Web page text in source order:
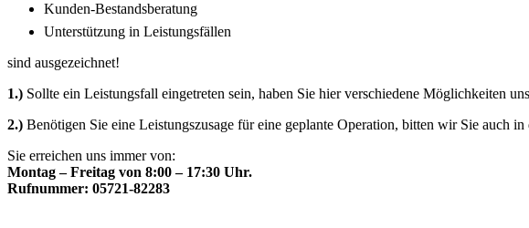
Kunden-Bestandsberatung
Unterstützung in Leistungsfällen
sind ausgezeichnet!
1.) Sollte ein Leistungsfall eingetreten sein, haben Sie hier verschiedene Möglichkeiten
2.) Benötigen Sie eine Leistungszusage für eine geplante Operation, bitten wir Sie auch
Sie erreichen uns immer von:
Montag – Freitag von 8:00 – 17:30 Uhr.
Rufnummer: 05721-82283